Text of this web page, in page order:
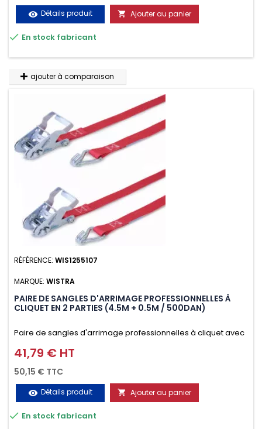
visibility Détails produit  Ajouter au panier
 En stock fabricant
ajouter à comparaison
RÉFÉRENCE: WIS1255107
MARQUE: WISTRA
PAIRE DE SANGLES D'ARRIMAGE PROFESSIONNELLES À
CLIQUET EN 2 PARTIES (4.5M + 0.5M / 500DAN)
Paire de sangles d'arrimage professionnelles à cliquet avec
crochet en 2 parties (4.5M + 0.5M / 500daN), simple et rapide
d'utilisation. Permet d'arrimer et de sécuriser vos
chargements pendant le transport. Matière polyester très
résistante aux UV et aux variations de températures,
n'absorbe pas l'eau.
Prix
41,79 € HT
50,15 € TTC
visibility Détails produit  Ajouter au panier
 En stock fabricant